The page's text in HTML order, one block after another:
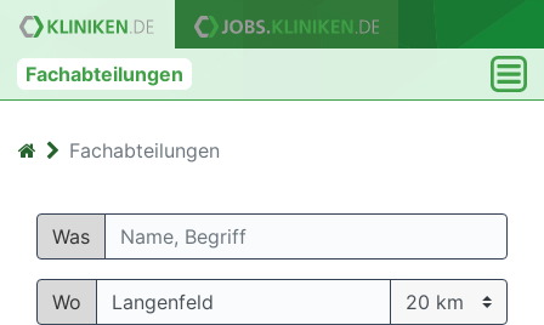
Fachabteilungen
Fachabteilungen
Was
Wo